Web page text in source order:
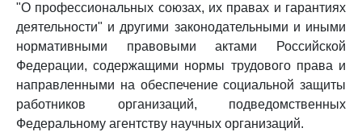
"О профессиональных союзах, их правах и гарантиях
деятельности" и другими законодательными и иными
нормативными правовыми актами Российской
Федерации, содержащими нормы трудового права и
направленными на обеспечение социальной защиты
работников организаций, подведомственных
Федеральному агентству научных организаций.